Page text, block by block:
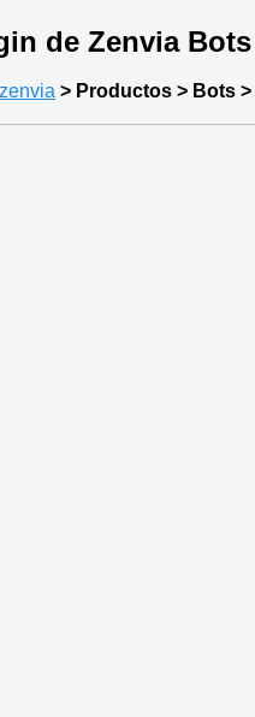
de Zenvia Bots
> Productos > Bots >